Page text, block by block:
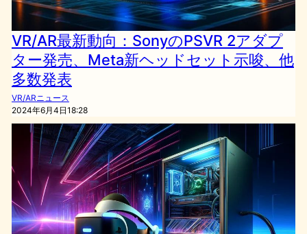
VR/AR最新動向：SonyのPSVR 2アダプ
ター発売、Meta新ヘッドセット示唆、他
多数発表
VR/ARニュース
2024年6月4日18:28